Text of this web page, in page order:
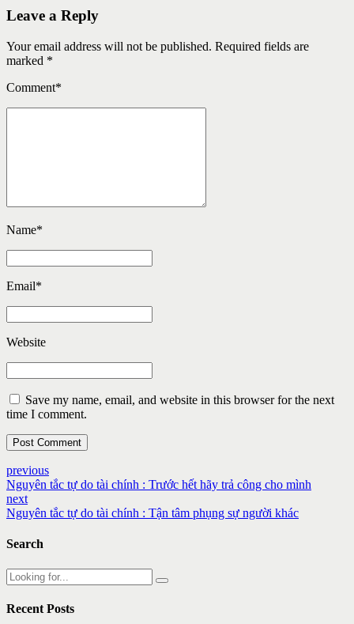
Leave a Reply
Your email address will not be published. Required fields are
marked *
Comment*
Name*
Email*
Website
Save my name, email, and website in this browser for the next
time I comment.
Post Comment
previous
Nguyên tắc tự do tài chính : Trước hết hãy trả công cho mình
next
Nguyên tắc tự do tài chính : Tận tâm phụng sự người khác
Search
Recent Posts